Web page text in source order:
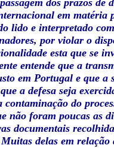
dos prazos
em matéria
lido e interpretado
por violar o
esta que se
entende que a
em Portugal e que a
a defesa seja
contaminação do
não foram poucas as
documentais
delas em